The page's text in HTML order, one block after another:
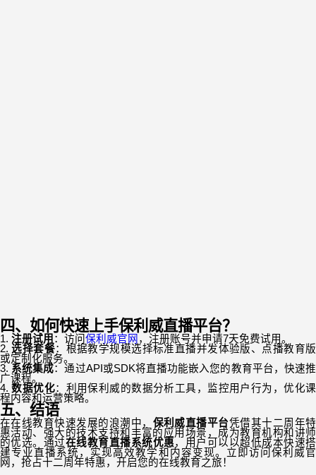
四、 如何快速上手保利威直播平台？
1. 注册试用 ：访问 保利威官网 ，注册账号并申请7天免费试用。
2.选择套餐：根据教学规模选择标准直播并发体验版、点播教育版
或定制化服务。
3. 系统集成：通过API 或SDK将直播功能嵌入您的教育平台，快速推
广课程。
4.数据优化：利用保利威的数据分析工具，监控用户行为，优化课
程内容和运营策略。
五、 结语
在在线教育快速发展的浪潮中， 保利威直播平台凭借其十二周年特
惠活动、强大的技术支持和丰富的应用场景，成为教育机构和讲师
的优选。通过在线教育直播系统优惠，用户可以以超低成本快速搭
建专业直播系统，实现高效教学和内容变现。立即访问保利威官
网，抢占十二周年特惠，开启您的在线教育之旅！